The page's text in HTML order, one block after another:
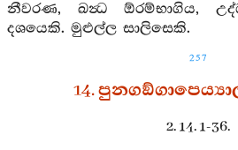
නීවරණ, ඛන්‍ධ ඕරම්භාගිය,
දශයෙකි. මුළුල්ල සාලිසෙකි.
257
14.
2. 14. 1-36.